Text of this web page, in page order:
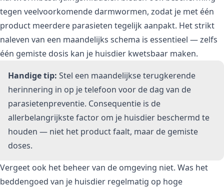
tegen veelvoorkomende darmwormen, zodat je met één
product meerdere parasieten tegelijk aanpakt. Het strikt
naleven van een maandelijks schema is essentieel — zelfs
één gemiste dosis kan je huisdier kwetsbaar maken.
Handige tip: Stel een maandelijkse terugkerende
herinnering in op je telefoon voor de dag van de
parasietenpreventie. Consequentie is de
allerbelangrijkste factor om je huisdier beschermd te
houden — niet het product faalt, maar de gemiste
doses.
Vergeet ook het beheer van de omgeving niet. Was het
beddengoed van je huisdier regelmatig op hoge